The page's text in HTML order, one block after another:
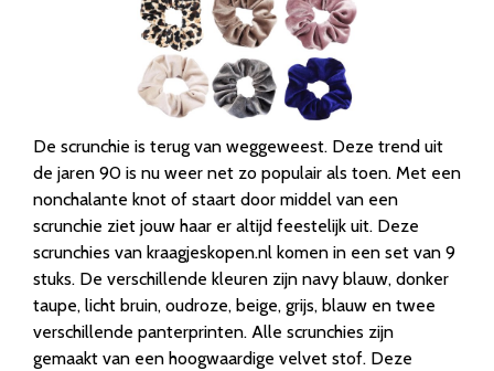
De scrunchie is terug van weggeweest. Deze trend uit
de jaren 90 is nu weer net zo populair als toen. Met een
nonchalante knot of staart door middel van een
scrunchie ziet jouw haar er altijd feestelijk uit. Deze
scrunchies van kraagjeskopen.nl komen in een set van 9
stuks. De verschillende kleuren zijn navy blauw, donker
taupe, licht bruin, oudroze, beige, grijs, blauw en twee
verschillende panterprinten. Alle scrunchies zijn
gemaakt van een hoogwaardige velvet stof. Deze